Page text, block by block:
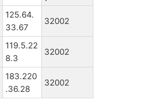
125.64.
33.67
32002
119.5.22
8.3
32002
183.220
.36.28
32002